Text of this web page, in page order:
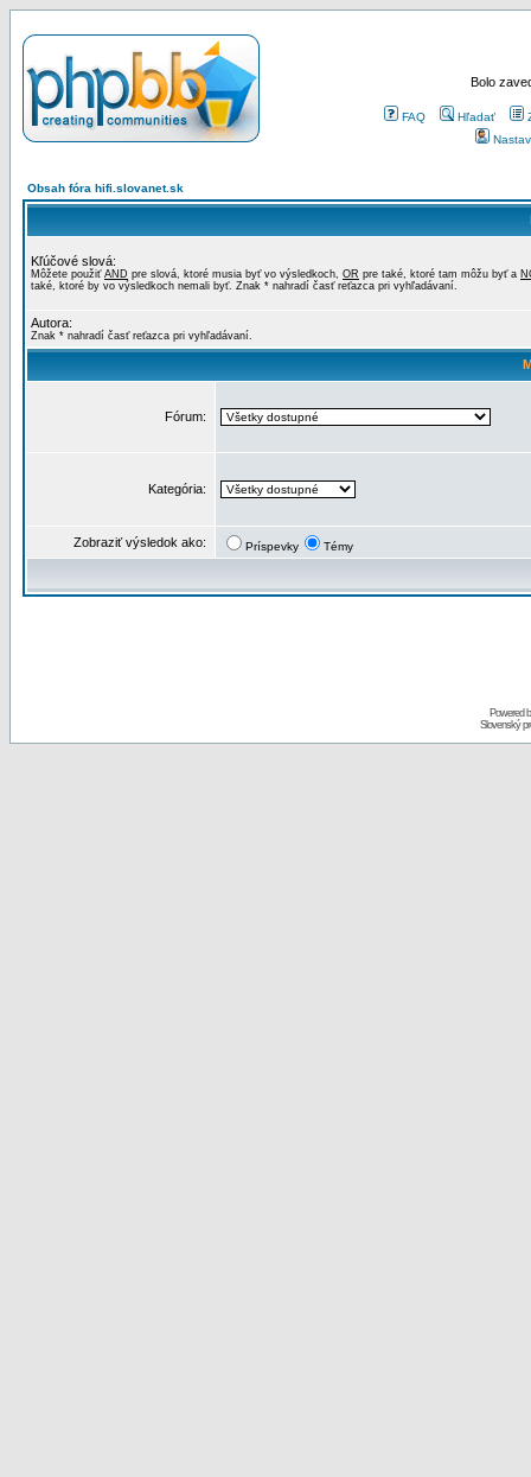
Bolo
FAQ Hľadať
Obsah fóra hifi.slovanet.sk
Kľúčové slová:
Môžete použiť AND pre slová, ktoré musia byť vo výsledkoch, OR pre také, ktoré tam môžu byť a
také, ktoré by vo výsledkoch nemali byť. Znak * nahradí časť reťazca pri vyhľadávaní.
Autora:
Znak * nahradí časť reťazca pri vyhľadávaní.
Fórum:
Kategória:
Zobraziť výsledok ako: Príspevky Témy
Powered
Slovenský